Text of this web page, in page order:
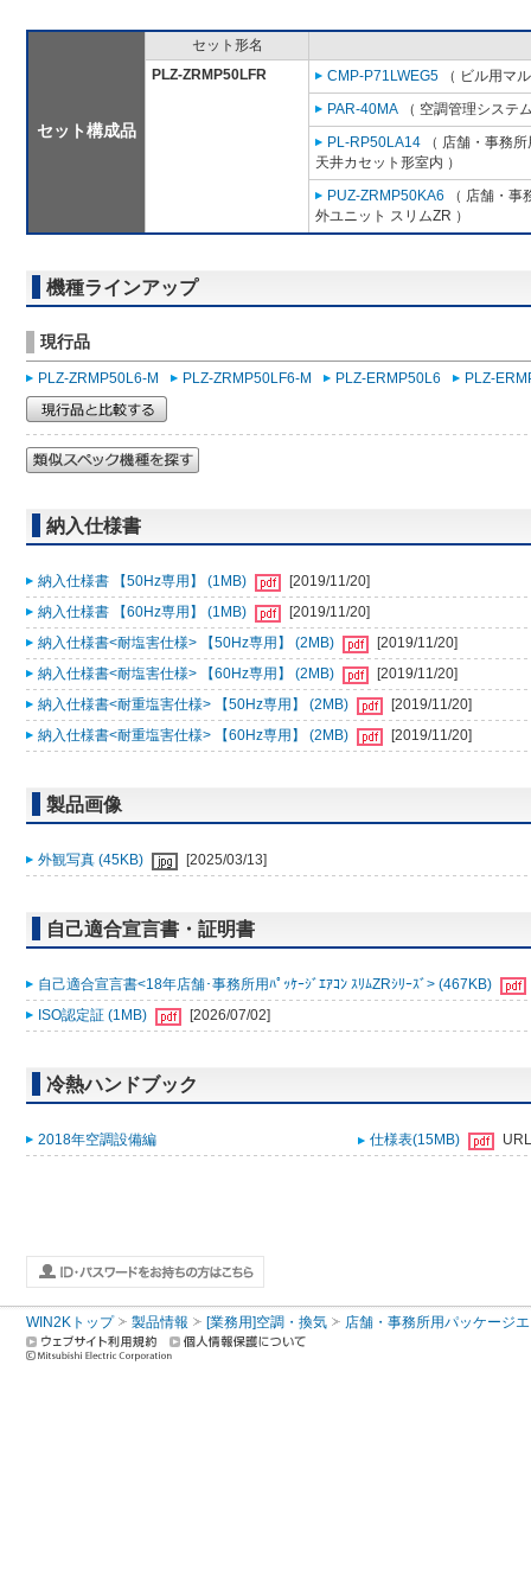
セット構成品
セット形名
PLZ-ZRMP50LFR
CMP-P71LWEG5 （ ビル用マ
PAR-40MA （ 空調管理システ
PL-RP50LA14 （ 店舗・事務
天井カセット形室内 ）
PUZ-ZRMP50KA6 （ 店舗・事
外ユニット スリムZR ）
機種ラインアップ
現行品
PLZ-ZRMP50L6-M PLZ-ZRMP50LF6-M PLZ-ERMP50L6 PLZ-
納入仕様書
納入仕様書 【50Hz専用】 (1MB)
[2019/11/20]
納入仕様書 【60Hz専用】 (1MB)
[2019/11/20]
納入仕様書<耐塩害仕様> 【50Hz専用】 (2MB)
[2019/11/20]
納入仕様書<耐塩害仕様> 【60Hz専用】 (2MB)
[2019/11/20]
納入仕様書<耐重塩害仕様> 【50Hz専用】 (2MB)
[2019/11/20]
納入仕様書<耐重塩害仕様> 【60Hz専用】 (2MB)
[2019/11/20]
製品画像
外観写真 (45KB) [2025/03/13]
自己適合宣言書・証明書
自己適合宣言書<18年店舗･事務所用ﾊﾟｯｹｰｼﾞｴｱｺﾝ ｽﾘﾑZRｼﾘｰｽﾞ> (467KB)
ISO認定証 (1MB)
[2026/07/02]
冷熱ハンドブック
2018年空調設備編 仕様表(15MB) URL
WIN2Kトップ 製品情報 [業務用]空調・換気 店舗・事務所用パッケージ